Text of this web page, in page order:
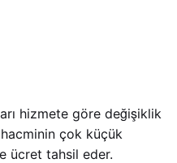
hizmete göre değişiklik
çok küçük
ücret tahsil eder.